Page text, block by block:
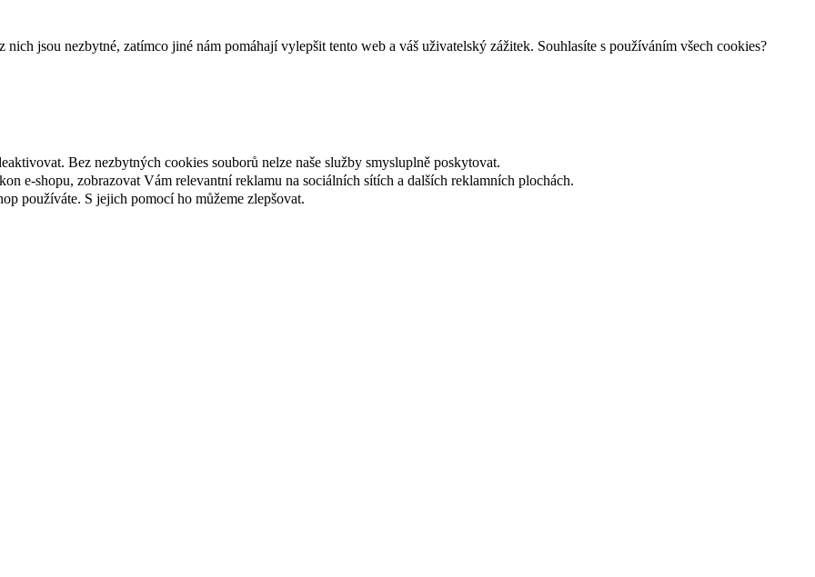
jsou nezbytné, zatímco jiné nám pomáhají vylepšit tento web a váš uživatelský zážitek. Souhlasíte s používáním všech cookies?
Bez nezbytných cookies souborů nelze naše služby smysluplně poskytovat.
e-shopu, zobrazovat Vám relevantní reklamu na sociálních sítích a dalších reklamních plochách.
používáte. S jejich pomocí ho můžeme zlepšovat.